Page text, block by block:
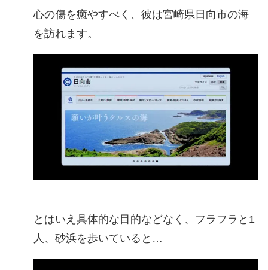
心の傷を癒やすべく、彼は宮崎県日向市の海
を訪れます。
とはいえ具体的な目的などなく、フラフラと1
人、砂浜を歩いていると…